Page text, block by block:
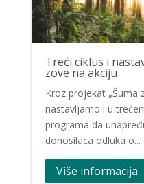
Treći ciklus i
zove na akciju
Kroz projekat „Šuma
nastavljamo i u
programa da
donosilaca odluka o...
Više informacija